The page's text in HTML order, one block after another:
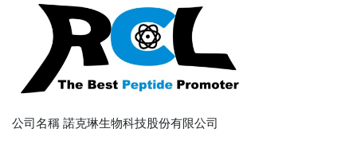
公司名稱 諾克琳生物科技股份有限公司